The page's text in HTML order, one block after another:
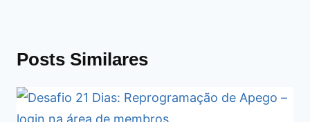
Posts Similares